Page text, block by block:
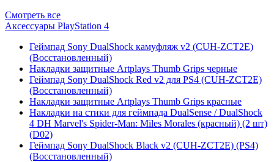
Смотреть все
Аксессуары PlayStation 4
Геймпад Sony DualShock камуфляж v2 (CUH-ZCT2E)
(Восстановленный)
Накладки защитные Artplays Thumb Grips черные
Геймпад Sony DualShock Red v2 для PS4 (CUH-ZCT2E)
(Восстановленный)
Накладки защитные Artplays Thumb Grips красные
Накладки на стики для геймпада DualSense / DualShock
4 DH Marvel's Spider-Man: Miles Morales (красный) (2 шт)
(D02)
Геймпад Sony DualShock Black v2 (CUH-ZCT2E) (PS4)
(Восстановленный)